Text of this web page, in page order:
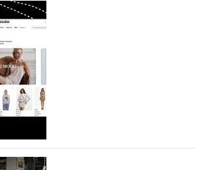
свои новинки на Euro
Guangzhou Lihuang Footwear
в 2011 году и расположенная в
моды Китая, является
обувной компанией,
производство и…
- новый раздел и